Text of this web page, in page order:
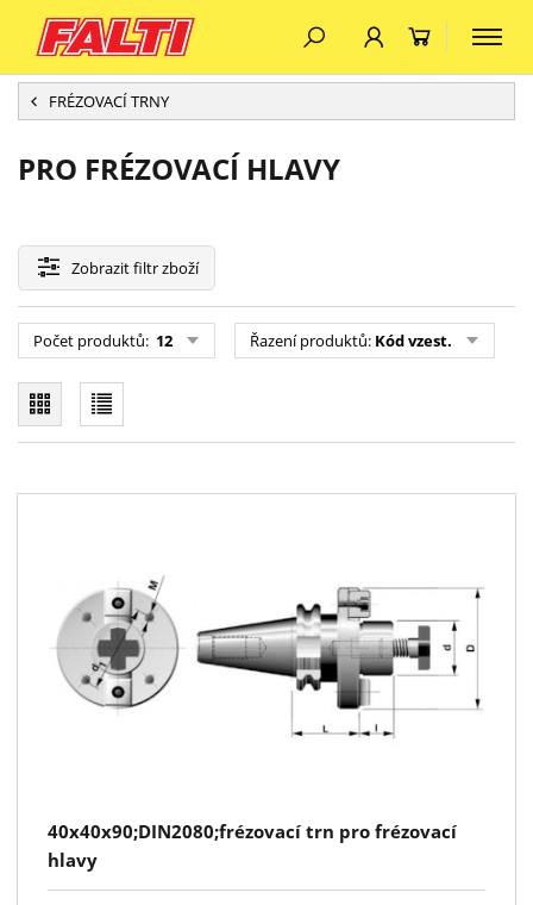
FRÉZOVACÍ TRNY
PRO FRÉZOVACÍ HLAVY
Zobrazitfiltr zboží
Počet produktů: 12 Řazení produktů: Kód vzest.
40x40x90;DIN2080;frézovací trn pro frézovací
hlavy